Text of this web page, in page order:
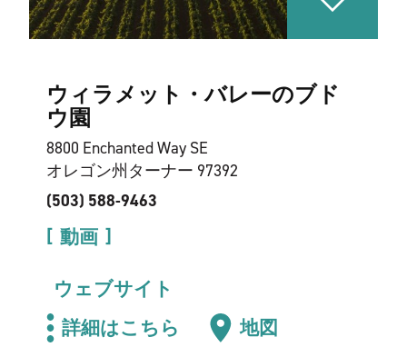
ウィラメット・バレーのブド
ウ園
8800 Enchanted Way SE
オレゴン州ターナー 97392
(503) 588-9463
動画
ウェブサイト
詳細はこちら
地図